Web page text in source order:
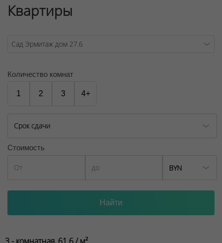
Квартиры
Количество комнат
1 2 3 4+
Срок сдачи
Стоимость
BYN
3 - комнатная, 61.6 / м²